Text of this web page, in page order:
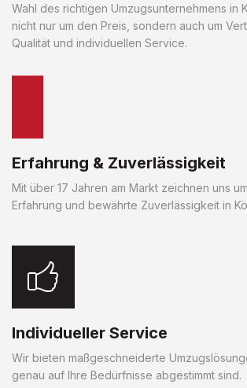
Wahl des richtigen Umzugsunternehmens in
nicht nur um den Preis, sondern auch um
Qualität und individuellen Service.
Erfahrung & Zuverlässigkeit
Mit über 17 Jahren am Markt zeichnen uns
Erfahrung und bewährte Zuverlässigkeit in
Individueller Service
Wir bieten maßgeschneiderte
genau auf Ihre Bedürfnisse abgestimmt sind.